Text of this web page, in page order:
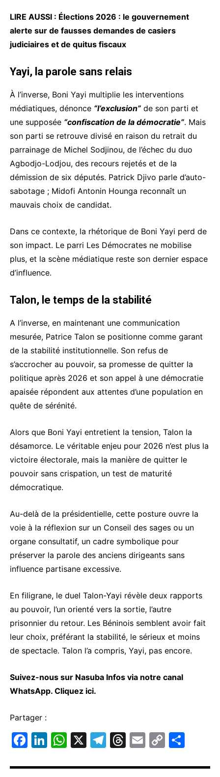
LIRE AUSSI : Élections 2026 : le gouvernement
alerte sur de fausses demandes de casiers
judiciaires et de quitus fiscaux
Yayi, la parole sans relais
À l’inverse, Boni Yayi multiplie les interventions
médiatiques, dénonce “l’exclusion” de son parti et
une supposée “confiscation de la démocratie”. Mais
son parti se retrouve divisé en raison du retrait du
parrainage de Michel Sodjinou, de l’échec du duo
Agbodjo-Lodjou, des recours rejetés et de la
démission de six députés. Patrick Djivo parle d’auto-
sabotage ; Midofi Antonin Hounga reconnaît un
mauvais choix de candidat.
Dans ce contexte, la rhétorique de Boni Yayi perd de
son impact. Le parri Les Démocrates ne mobilise
plus, et la scène médiatique reste son dernier espace
d’influence.
Talon, le temps de la stabilité
A l’inverse, en maintenant une communication
mesurée, Patrice Talon se positionne comme garant
de la stabilité institutionnelle. Son refus de
s’accrocher au pouvoir, sa promesse de quitter la
politique après 2026 et son appel à une démocratie
apaisée répondent aux attentes d’une population en
quête de sérénité.
Alors que Boni Yayi entretient la tension, Talon la
désamorce. Le véritable enjeu pour 2026 n’est plus la
victoire électorale, mais la manière de quitter le
pouvoir sans crispation, un test de maturité
démocratique.
Au-delà de la présidentielle, cette posture ouvre la
voie à la réflexion sur un Conseil des sages ou un
organe consultatif, un cadre symbolique pour
préserver la parole des anciens dirigeants sans
influence partisane excessive.
En filigrane, le duel Talon-Yayi révèle deux rapports
au pouvoir, l’un orienté vers la sortie, l’autre
prisonnier du retour. Les Béninois semblent avoir fait
leur choix, préférant la stabilité, le sérieux et moins
de spectacle. Talon l’a compris, Yayi, pas encore.
Suivez-nous sur Nasuba Infos via notre canal
WhatsApp. Cliquez ici.
Partager :
F
c
Li
k
W
at
X
T
e
T
e
E
ai
C
p ta